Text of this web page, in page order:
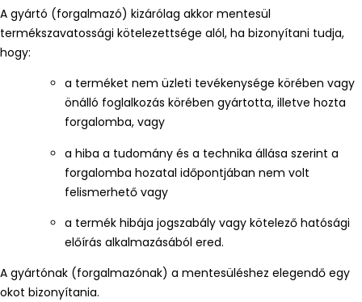
A gyártó (forgalmazó) kizárólag akkor mentesül
termékszavatossági kötelezettsége alól, ha bizonyítani tudja,
hogy:
a terméket nem üzleti tevékenysége körében vagy
önálló foglalkozás körében gyártotta, illetve hozta
forgalomba, vagy
a hiba a tudomány és a technika állása szerint a
forgalomba hozatal időpontjában nem volt
felismerhető vagy
a termék hibája jogszabály vagy kötelező hatósági
előírás alkalmazásából ered.
A gyártónak (forgalmazónak) a mentesüléshez elegendő egy
okot bizonyítania.